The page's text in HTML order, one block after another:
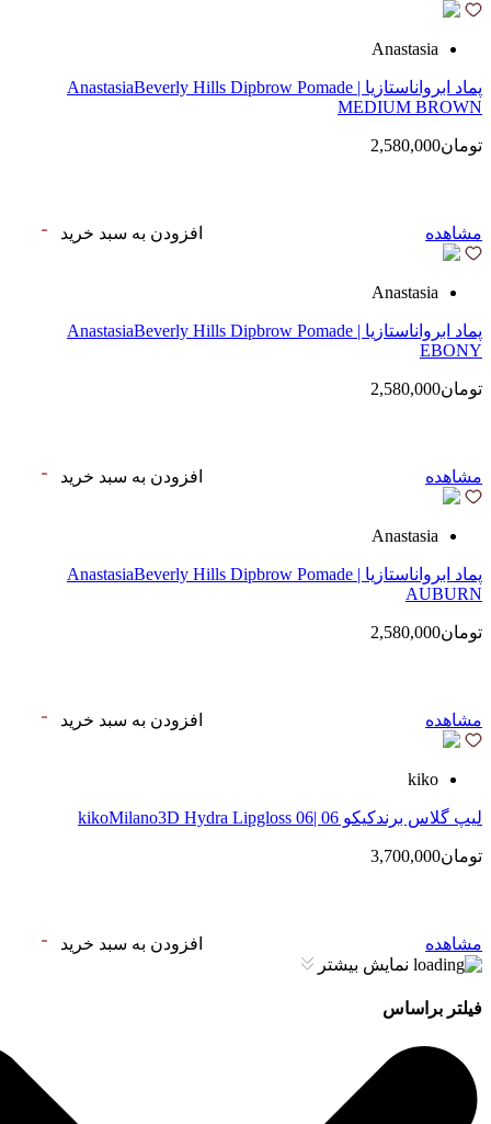
Anastasia
پماد ابرواناستازیا | AnastasiaBeverly Hills Dipbrow Pomade
MEDIUM BROWN
تومان2,580,000
مشاهده افزودن به سبد خرید
Anastasia
پماد ابرواناستازیا | AnastasiaBeverly Hills Dipbrow Pomade
EBONY
تومان2,580,000
مشاهده افزودن به سبد خرید
Anastasia
پماد ابرواناستازیا | AnastasiaBeverly Hills Dipbrow Pomade
AUBURN
تومان2,580,000
مشاهده افزودن به سبد خرید
kiko
لیپ گلاس‌ برندکیکو 06 |kikoMilano3D Hydra Lipgloss 06
تومان3,700,000
مشاهده
افزودن به سبد خرید
نمایش بیشتر
فیلتر براساس